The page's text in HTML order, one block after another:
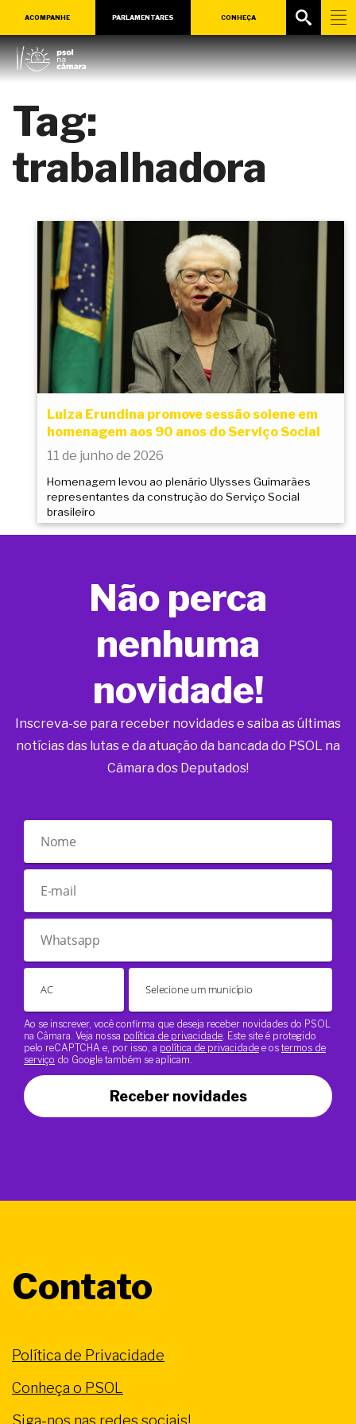
ACOMPANHE PARLAMENTARES CONHEÇA
Tag:
trabalhadora
Luiza Erundina promove sessão solene em
homenagem aos 90 anos do Serviço Social
11 de junho de 2026
Homenagem levou ao plenário Ulysses Guimarães
representantes da construção do Serviço Social
brasileiro
Não perca
nenhuma
novidade!
Inscreva-se para receber novidades e saiba as últimas
notícias das lutas e da atuação da bancada do PSOL na
Câmara dos Deputados!
Ao se inscrever, você confirma que deseja receber novidades do PSOL
na Câmara. Veja nossa política de privacidade . Este site é protegido
pelo reCAPTCHA e, por isso, a política de privacidade e os termos de
serviço do Google também se aplicam.
Receber novidades
Contato
Política de Privacidade
Conheça o PSOL
Siga-nos nas redes sociais!